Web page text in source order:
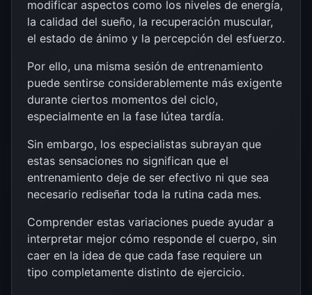
modificar aspectos como los niveles de energía,
la calidad del sueño, la recuperación muscular,
el estado de ánimo y la percepción del esfuerzo.
Por ello, una misma sesión de entrenamiento
puede sentirse considerablemente más exigente
durante ciertos momentos del ciclo,
especialmente en la fase lútea tardía.
Sin embargo, los especialistas subrayan que
estas sensaciones no significan que el
entrenamiento deje de ser efectivo ni que sea
necesario rediseñar toda la rutina cada mes.
Comprender estas variaciones puede ayudar a
interpretar mejor cómo responde el cuerpo, sin
caer en la idea de que cada fase requiere un
tipo completamente distinto de ejercicio.